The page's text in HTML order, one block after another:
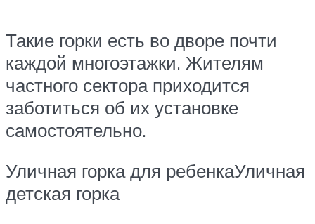
Такие горки есть во дворе почти
каждой многоэтажки. Жителям
частного сектора приходится
заботиться об их установке
самостоятельно.
Уличная горка для ребенкаУличная
детская горка